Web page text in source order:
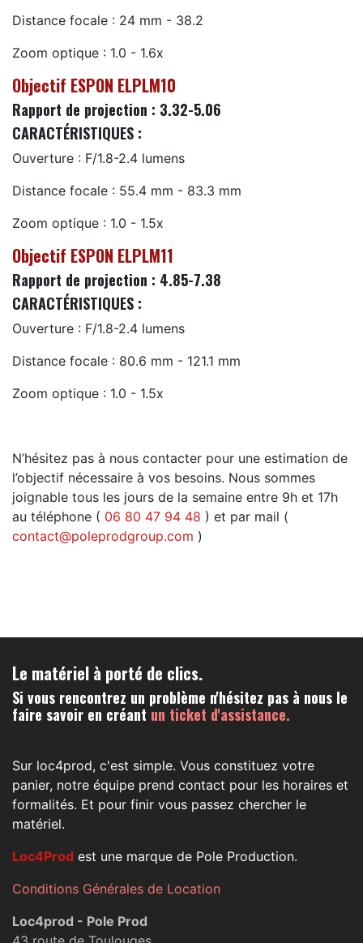
Distance focale : 24 mm - 38.2
Zoom optique : 1.0 - 1.6x
Objectif ESPON ELPLM10
Rapport de projection : 3.32-5.06
CARACTÉRISTIQUES :
Ouverture : F/1.8-2.4 lumens
Distance focale : 55.4 mm - 83.3 mm
Zoom optique : 1.0 - 1.5x
Objectif ESPON ELPLM11
Rapport de projection : 4.85-7.38
CARACTÉRISTIQUES :
Ouverture : F/1.8-2.4 lumens
Distance focale : 80.6 mm - 121.1 mm
Zoom optique : 1.0 - 1.5x
N’hésitez pas à nous contacter pour une estimation de
l’objectif nécessaire à vos besoins. Nous sommes
joignable tous les jours de la semaine entre 9h et 17h
au téléphone ( 06 80 47 94 48 ) et par mail (
contact@poleprodgroup.com )
Le matériel à porté de clics.
Si vous rencontrez un problème n'hésitez pas à nous le
faire savoir en créant un ticket d'assistance.
Sur loc4prod, c'est simple. Vous constituez votre
panier, notre équipe prend contact pour les horaires et
formalités. Et pour finir vous passez chercher le
matériel.
Loc4Prod est une marque de Pole Production.
Conditions Générales de Location
Loc4prod - Pole Prod